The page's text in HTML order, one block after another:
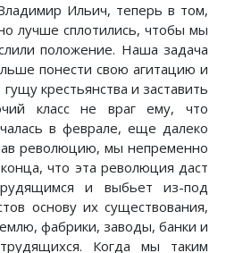
Ильич, теперь в том,
лучше сплотились, чтобы мы
положение. Наша задача
понести свою агитацию и
крестьянства и заставить
класс не враг ему, что
в феврале, еще далеко
революцию, мы непременно
что эта революция даст
и выбьет из-под
основу их существования,
фабрики, заводы, банки и
Когда мы таким